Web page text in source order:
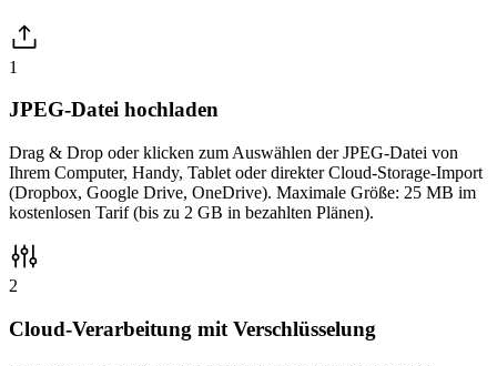
1
JPEG-Datei hochladen
Drag & Drop oder klicken zum Auswählen der JPEG-Datei von
Ihrem Computer, Handy, Tablet oder direkter Cloud-Storage-Import
(Dropbox, Google Drive, OneDrive). Maximale Größe: 25 MB im
kostenlosen Tarif (bis zu 2 GB in bezahlten Plänen).
2
Cloud-Verarbeitung mit Verschlüsselung